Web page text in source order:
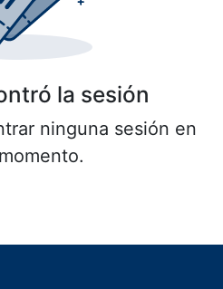
la sesión
ninguna sesión en